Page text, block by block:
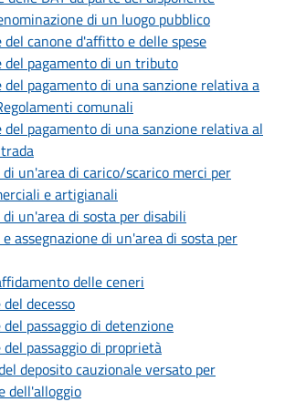
di un luogo pubblico
del canone d'affitto e delle spese
del pagamento di un tributo
del pagamento di una sanzione relativa a
comunali
del pagamento di una sanzione relativa al
di un'area di carico/scarico merci per
e artigianali
di un'area di sosta per disabili
assegnazione di un'area di sosta per
delle ceneri
decesso
passaggio di detenzione
passaggio di proprietà
deposito cauzionale versato per
dell'alloggio